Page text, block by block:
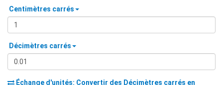
Centimètres carrés
Décimètres carrés
Échange d'unités: Convertir des Décimètres carrés en